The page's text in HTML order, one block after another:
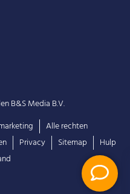
B&S Media B.V.
Alle rechten
Privacy Sitemap
Hulp